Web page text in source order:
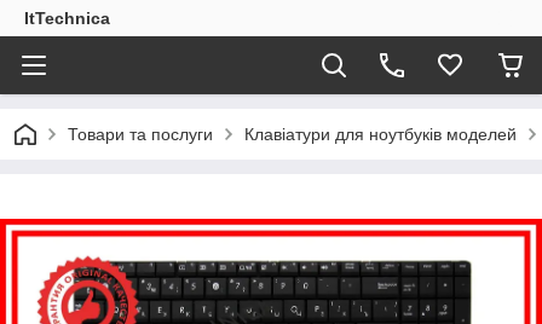
ItTechnica
Товари та послуги Клавіатури для ноутбуків моделей